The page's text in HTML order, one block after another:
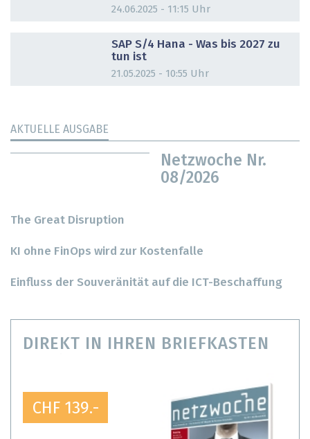
24.06.2025 - 11:15 Uhr
SAP S/4 Hana - Was bis 2027 zu
tun ist
21.05.2025 - 10:55 Uhr
AKTUELLE AUSGABE
Netzwoche Nr.
08/2026
The Great Disruption
KI ohne FinOps wird zur Kostenfalle
Einfluss der Souveränität auf die ICT-Beschaffung
DIREKT IN IHREN BRIEFKASTEN
CHF 139.-